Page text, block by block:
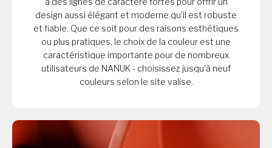
design aussi élégant et moderne qu'il est robuste
et fiable. Que ce soit pour des raisons esthétiques
ou plus pratiques, le choix de la couleur est une
caractéristique importante pour de nombreux
utilisateurs de NANUK - choisissez jusqu'à neuf
couleurs selon le site valise.